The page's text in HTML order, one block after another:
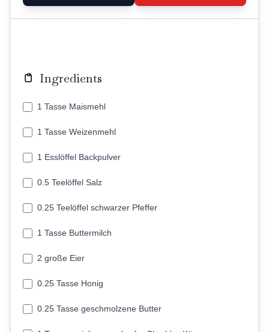
Ingredients
1 Tasse Maismehl
1 Tasse Weizenmehl
1 Esslöffel Backpulver
0.5 Teelöffel Salz
0.25 Teelöffel schwarzer Pfeffer
1 Tasse Buttermilch
2 große Eier
0.25 Tasse Honig
0.25 Tasse geschmolzene Butter